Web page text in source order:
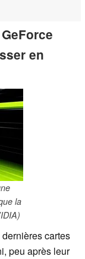
en
la
cartes
peu après leur